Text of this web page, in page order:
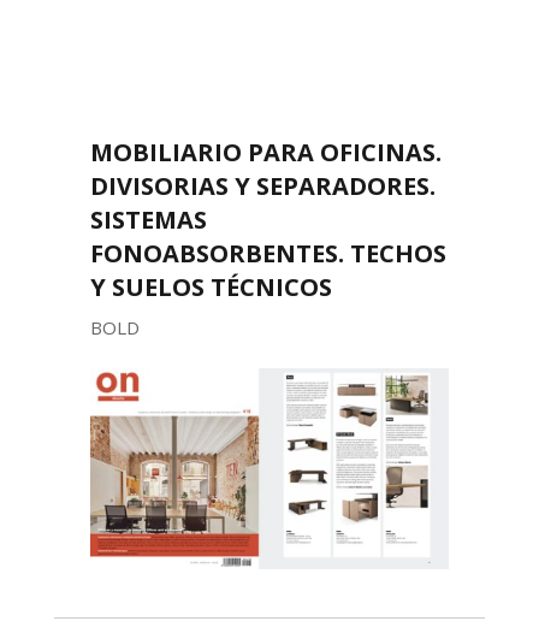
MOBILIARIO PARA OFICINAS.
DIVISORIAS Y SEPARADORES.
SISTEMAS
FONOABSORBENTES. TECHOS
Y SUELOS TÉCNICOS
BOLD